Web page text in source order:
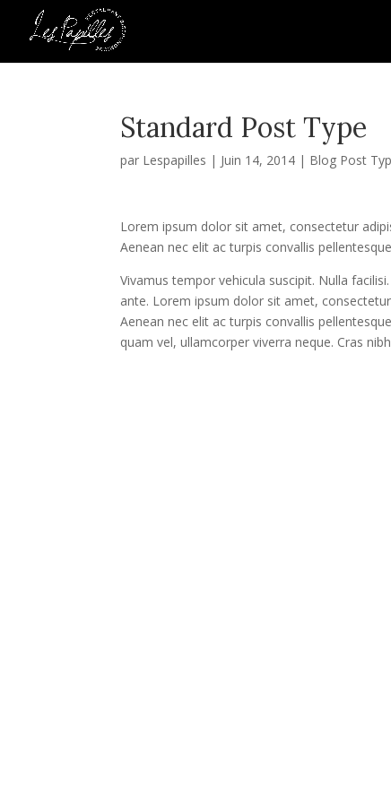
Standard Post Type
par Lespapilles | Juin 14, 2014 | Blog Post
Lorem ipsum dolor sit amet, consectetur
Aenean nec elit ac turpis convallis
Vivamus tempor vehicula suscipit. Nulla
ante. Lorem ipsum dolor sit amet,
Aenean nec elit ac turpis convallis
quam vel, ullamcorper viverra neque. Cras